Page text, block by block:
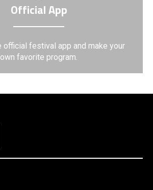
Official App
official festival app and make your
own favorite program.